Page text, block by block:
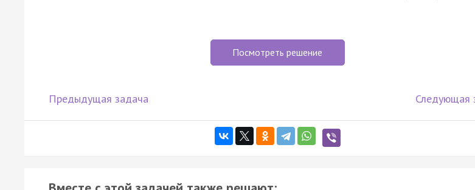
Посмотреть решение
Предыдущая задача Следующая